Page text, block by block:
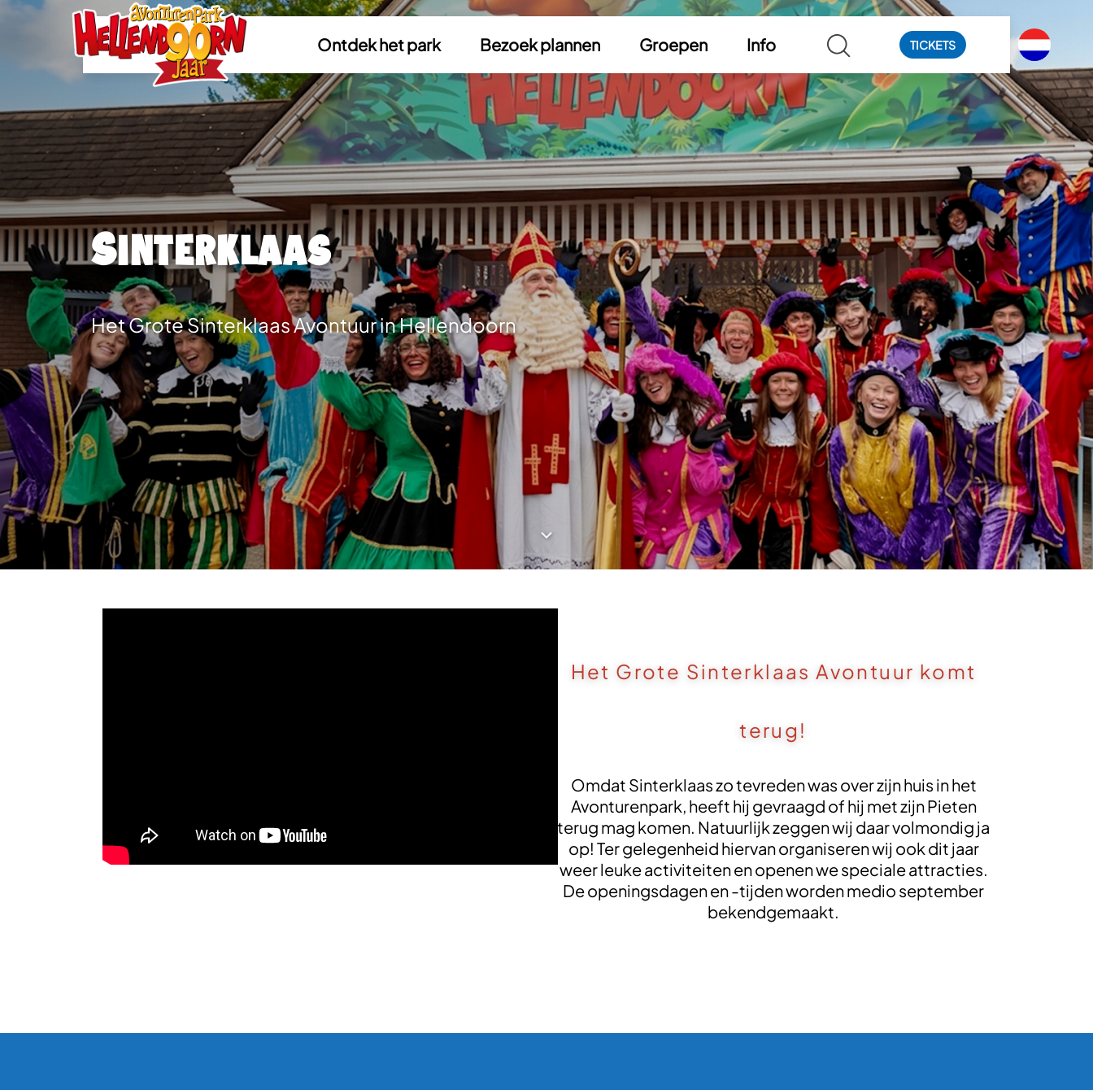
Ontdek het park Bezoek plannen Groepen Info TICKETS
Sinterklaas
Het Grote Sinterklaas Avontuur in Hellendoorn
Het Grote Sinterklaas Avontuur komt
terug!
Omdat Sinterklaas zo tevreden was over zijn huis in het
Avonturenpark, heeft hij gevraagd of hij met zijn Pieten
terug mag komen. Natuurlijk zeggen wij daar volmondig ja
op! Ter gelegenheid hiervan organiseren wij ook dit jaar
weer leuke activiteiten en openen we speciale attracties.
De openingsdagen en -tijden worden medio september
bekendgemaakt.